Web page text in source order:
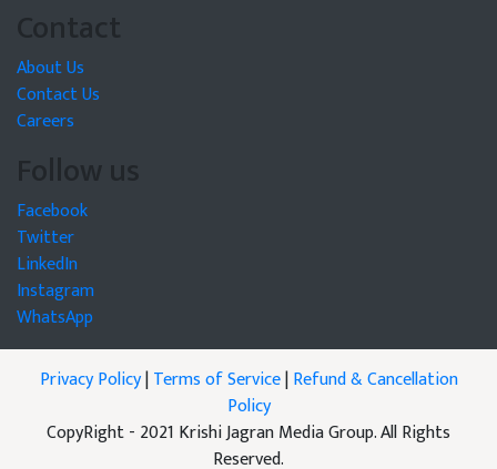
Contact
About Us
Contact Us
Careers
Follow us
Facebook
Twitter
LinkedIn
Instagram
WhatsApp
Privacy Policy|Terms of Service|Refund & Cancellation
Policy
CopyRight - 2021 Krishi Jagran Media Group. All Rights
Reserved.